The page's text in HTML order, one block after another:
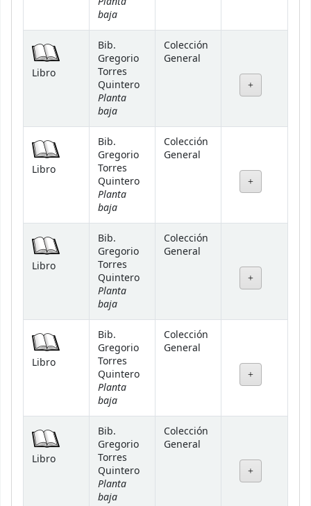
baja
Libro
Bib.
Gregorio
Torres
Quintero
Planta
baja
Colección
General
Libro
Bib.
Gregorio
Torres
Quintero
Planta
baja
Colección
General
Libro
Bib.
Gregorio
Torres
Quintero
Planta
baja
Colección
General
Libro
Bib.
Gregorio
Torres
Quintero
Planta
baja
Colección
General
Libro
Bib.
Gregorio
Torres
Quintero
Planta
baja
Colección
General